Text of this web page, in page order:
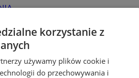
IT
- praca w Mysłowicach
korzystanie z
używamy plików cookie i
do przechowywania i